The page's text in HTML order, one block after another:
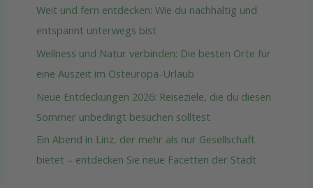
Weit und fern entdecken: Wie du nachhaltig und
entspannt unterwegs bist
Wellness und Natur verbinden: Die besten Orte für
eine Auszeit im Osteuropa-Urlaub
Neue Entdeckungen 2026: Reiseziele, die du diesen
Sommer unbedingt besuchen solltest
Ein Abend in Linz, der mehr als nur Gesellschaft
bietet – entdecken Sie neue Facetten der Stadt